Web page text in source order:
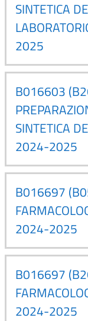
SINTETICA
2025
B016603
SINTETICA
2024-2025
B016697
2024-2025
B016697
2024-2025